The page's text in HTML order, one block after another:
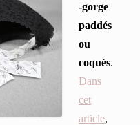
-gorge
paddés
ou
coqués.
Dans
cet
article,